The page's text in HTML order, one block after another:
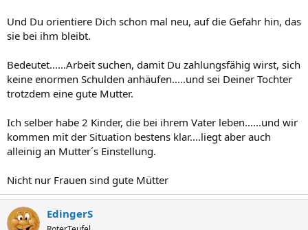
Und Du orientiere Dich schon mal neu, auf die Gefahr hin, das
sie bei ihm bleibt.
Bedeutet......Arbeit suchen, damit Du zahlungsfähig wirst, sich
keine enormen Schulden anhäufen.....und sei Deiner Tochter
trotzdem eine gute Mutter.
Ich selber habe 2 Kinder, die bei ihrem Vater leben......und wir
kommen mit der Situation bestens klar....liegt aber auch
alleinig an Mutter´s Einstellung.
Nicht nur Frauen sind gute Mütter
EdingerS